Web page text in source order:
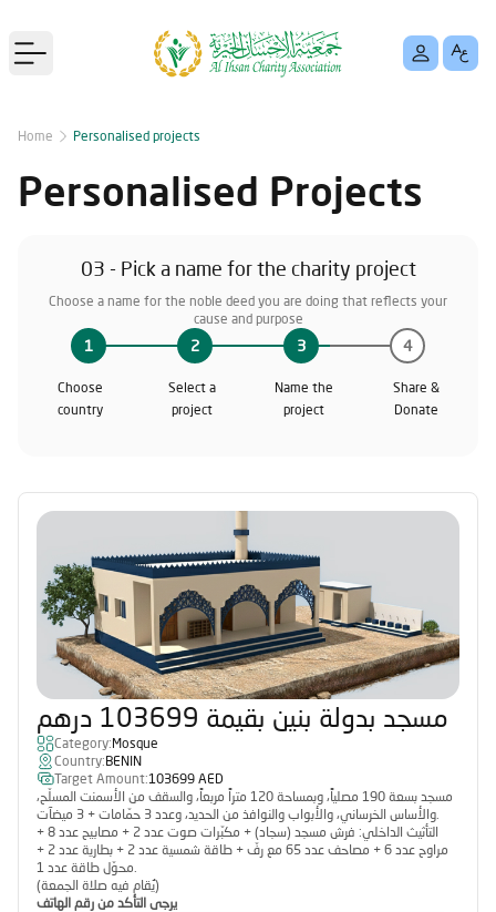
Open main menu
Home Personalised projects
Personalised Projects
03 - Pick a name for the charity project
Choose a name for the noble deed you are doing that reflects your
cause and purpose
1 2 3 4
Choose
country
Select a
project
Name the
project
Share &
Donate
مسجد بدولة بنين بقيمة 103699 درهم
Category:Mosque
Country:BENIN
Target Amount:103699 AED
مسجد بسعة 190 مصلياً، وبمساحة 120 متراً مربعاً، والسقف من الأسمنت المسلّح،
والأساس الخرساني، والأبواب والنوافذ من الحديد، وعدد 3 حمّامات + 3 ميضآت.
التأثيث الداخلي: فرش مسجد (سجاد) + مكبّرات صوت عدد 2 + مصابيح عدد 8 +
مراوح عدد 6 + مصاحف عدد 65 مع رفّ + طاقة شمسية عدد 2 + بطارية عدد 2 +
محوّل طاقة عدد 1.
(يُقام فيه صلاة الجمعة)
يرجى التأكد من رقم الهاتف